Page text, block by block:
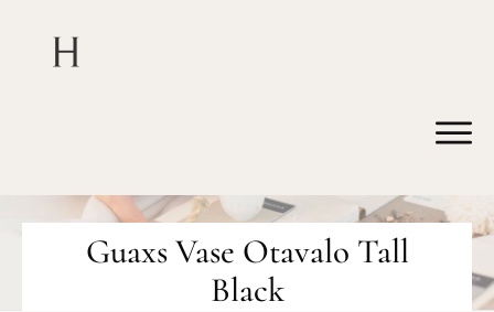
Guaxs Vase Otavalo Tall
Black